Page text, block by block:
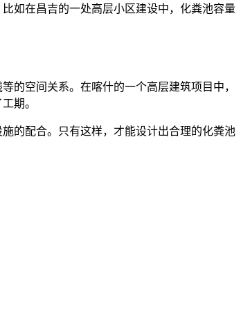
如在昌吉的一处高层小区建设中，化粪池容量
的空间关系。在喀什的一个高层建筑项目中，
期。
的配合。只有这样，才能设计出合理的化粪池